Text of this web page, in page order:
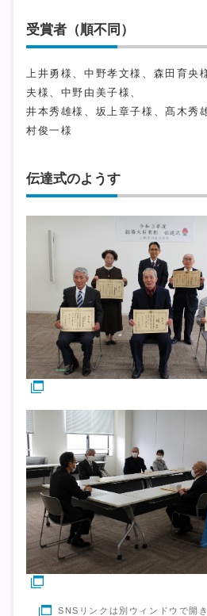
受賞者（順不同）
上井勇様、中野孝文様、森田育央
夫様、中野由美子様、
井本秀雄様、坂上章子様、髙木秀
村俊一様
伝達式のようす
SNSリンクは別ウィンドウで開